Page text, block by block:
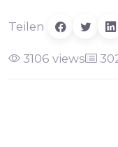
Teilen
3106 views